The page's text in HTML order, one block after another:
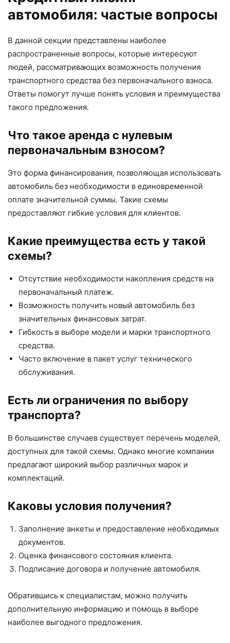
автомобиля: частые вопросы
В данной секции представлены наиболее
распространенные вопросы, которые интересуют
людей, рассматривающих возможность получения
транспортного средства без первоначального взноса.
Ответы помогут лучше понять условия и преимущества
такого предложения.
Что такое аренда с нулевым
первоначальным взносом?
Это форма финансирования, позволяющая использовать
автомобиль без необходимости в единовременной
оплате значительной суммы. Такие схемы
предоставляют гибкие условия для клиентов.
Какие преимущества есть у такой
схемы?
Отсутствие необходимости накопления средств на
первоначальный платеж.
Возможность получить новый автомобиль без
значительных финансовых затрат.
Гибкость в выборе модели и марки транспортного
средства.
Часто включение в пакет услуг технического
обслуживания.
Есть ли ограничения по выбору
транспорта?
В большинстве случаев существует перечень моделей,
доступных для такой схемы. Однако многие компании
предлагают широкий выбор различных марок и
комплектаций.
Каковы условия получения?
Заполнение анкеты и предоставление необходимых
документов.
Оценка финансового состояния клиента.
Подписание договора и получение автомобиля.
Обратившись к специалистам, можно получить
дополнительную информацию и помощь в выборе
наиболее выгодного предложения.